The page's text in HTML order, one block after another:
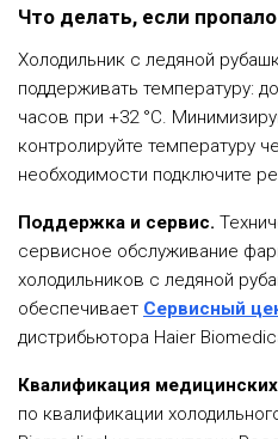
Что делать, если
Холодильник с ледяной
поддерживать температуру:
часов при +32 °C.
контролируйте температуру
необходимости подключите
Поддержка и сервис.
сервисное обслуживание
холодильников с ледяной
обеспечивает Сервисный
дистрибьютора Haier
Квалификация
по квалификации